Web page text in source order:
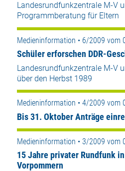
Landesrundfunkzentrale M-V
Programmberatung für Eltern
Medieninformation • 6/2009 vom
Schüler erforschen DDR-
Landesrundfunkzentrale M-V
über den Herbst 1989
Medieninformation • 4/2009 vom
Bis 31. Oktober Anträge
Medieninformation • 3/2009 vom
15 Jahre privater Rundfunk
Vorpommern